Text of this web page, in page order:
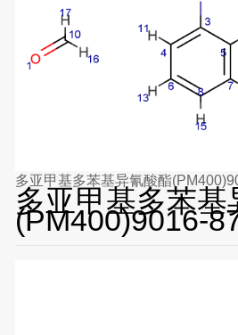
多亚甲基多苯基异氰酸酯
多亚甲基多苯基
(PM400)9016-